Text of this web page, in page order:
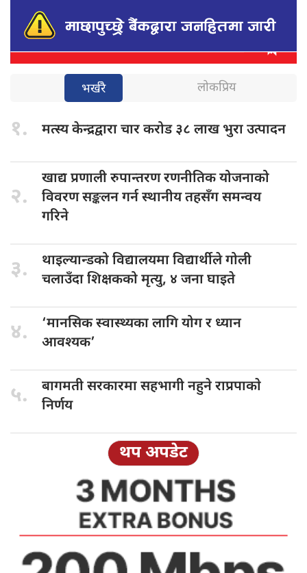
भर्खरै लोकप्रिय
१. मत्स्य केन्द्रद्वाराचार करोड ३८ लाख भुरा उत्पादन
२.
खाद्य प्रणालीरुपान्तरण रणनीतिक योजनाको
विवरण सङ्कलन गर्न स्थानीय तहसँग समन्वय
गरिने
३. थाइल्यान्डको विद्यालयमाविद्यार्थीले गोली
चलाउँदा शिक्षकको मृत्यु, ४ जना घाइते
४. ‘मानसिक स्वास्थ्यकालागि योग र ध्यान
आवश्यक’
५. बागमती सरकारमासहभागी नहुने राप्रपाकाे
निर्णय
थप अपडेट